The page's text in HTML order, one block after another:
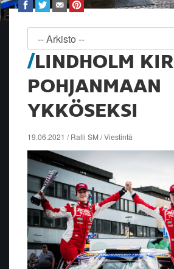
LINDHOLM KIRI
POHJANMAAN
YKKÖSEKSI
19.06.2021 / Ralli SM / Viestintä